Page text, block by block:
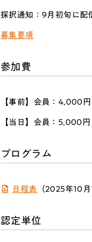
採択通知：9月初旬に配
募集要項
参加費
【事前】会員：
【当日】会員： 5,000
プログラム
日程表 （2025年10
認定単位